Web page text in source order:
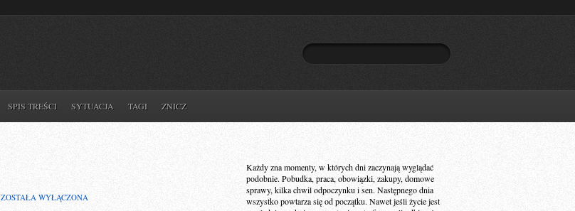
SPIS TREŚCI SYTUACJA TAGI ZNICZ
FRANCJA
ZOSTAŁA WYŁĄCZONA
Każdy zna momenty, w których dni zaczynają wyglądać
podobnie. Pobudka, praca, obowiązki, zakupy, domowe
sprawy, kilka chwil odpoczynku i sen. Następnego dnia
wszystko powtarza się od początku. Nawet jeśli życie jest